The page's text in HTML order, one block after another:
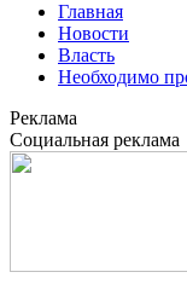
Главная
Новости
Власть
Необходимо
Реклама
Социальная реклама